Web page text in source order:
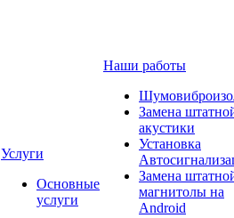
Услуги
Основные
услуги
Наши работы
Замена
акустики
Установка
Замена
магнитолы на
Android